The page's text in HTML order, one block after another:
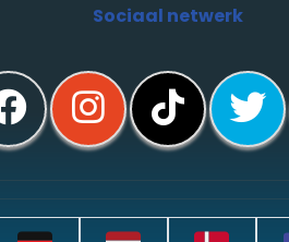
Sociaal netwerk